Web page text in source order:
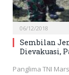
06/12/2018
Sembilan
Dievakuasi,
Panglima TNI